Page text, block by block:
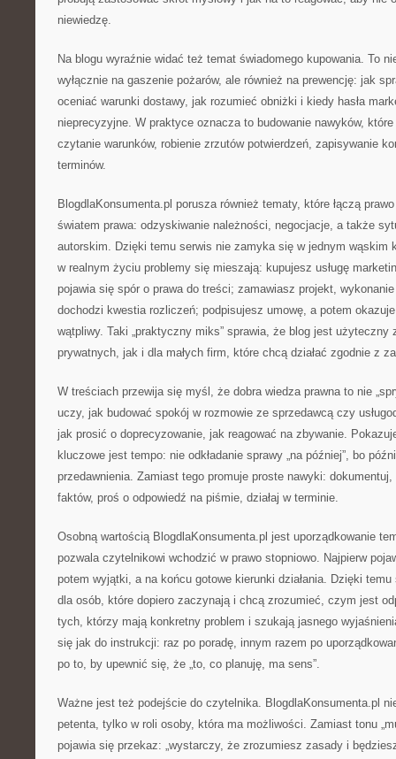
niewiedzę.
Na blogu wyraźnie widać też temat świadomego kupowania. To
wyłącznie na gaszenie pożarów, ale również na prewencję: jak
oceniać warunki dostawy, jak rozumieć obniżki i kiedy hasła
nieprecyzyjne. W praktyce oznacza to budowanie nawyków,
czytanie warunków, robienie zrzutów potwierdzeń, zapisywanie
terminów.
BlogdlaKonsumenta.pl porusza również tematy, które łączą
światem prawa: odzyskiwanie należności, negocjacje, a także
autorskim. Dzięki temu serwis nie zamyka się w jednym wąskim
w realnym życiu problemy się mieszają: kupujesz usługę
pojawia się spór o prawa do treści; zamawiasz projekt,
dochodzi kwestia rozliczeń; podpisujesz umowę, a potem
wątpliwy. Taki „praktyczny miks” sprawia, że blog jest użyteczny
prywatnych, jak i dla małych firm, które chcą działać zgodnie z
W treściach przewija się myśl, że dobra wiedza prawna to nie
uczy, jak budować spokój w rozmowie ze sprzedawcą czy
jak prosić o doprecyzowanie, jak reagować na zbywanie.
kluczowe jest tempo: nie odkładanie sprawy „na później”, bo
przedawnienia. Zamiast tego promuje proste nawyki:
faktów, proś o odpowiedź na piśmie, działaj w terminie.
Osobną wartością BlogdlaKonsumenta.pl jest uporządkowanie
pozwala czytelnikowi wchodzić w prawo stopniowo. Najpierw
potem wyjątki, a na końcu gotowe kierunki działania. Dzięki
dla osób, które dopiero zaczynają i chcą zrozumieć, czym jest
tych, którzy mają konkretny problem i szukają jasnego
się jak do instrukcji: raz po poradę, innym razem po
po to, by upewnić się, że „to, co planuję, ma sens”.
Ważne jest też podejście do czytelnika. BlogdlaKonsumenta.pl
petenta, tylko w roli osoby, która ma możliwości. Zamiast tonu
pojawia się przekaz: „wystarczy, że zrozumiesz zasady i